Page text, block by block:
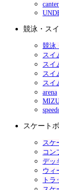
競泳・ス
競泳
スイ
スイ
スイ
スイ
arena
スケート
スケ
コン
デッ
ウィ
トラ